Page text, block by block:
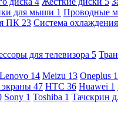
для мыши 1 Проводные
ПК 23 Система охлаждения
для телевизора 5
Lenovo 14 Meizu 13 Oneplus 1
47 HTC 36 Huawei 1
Sony 1 Toshiba 1 Тачскрин